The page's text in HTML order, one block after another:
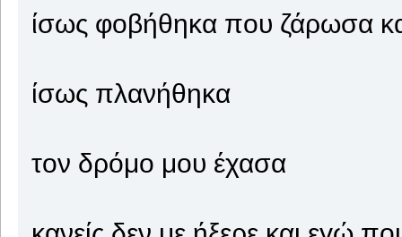
ίσως φοβήθηκα που ζάρωσα
ίσως πλανήθηκα
τον δρόμο μου έχασα